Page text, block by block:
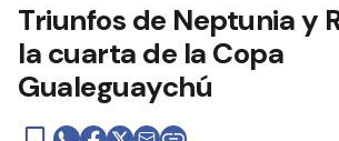
Triunfos de Neptunia y
la cuarta de la Copa
Gualeguaychú